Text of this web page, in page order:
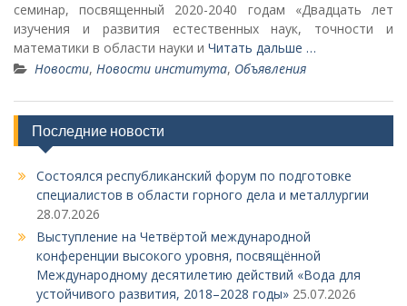
семинар, посвященный 2020-2040 годам «Двадцать лет
изучения и развития естественных наук, точности и
математики в области науки и Читать дальше …
Новости, Новости института, Объявления
Последние новости
Состоялся республиканский форум по подготовке
специалистов в области горного дела и металлургии
28.07.2026
Выступление на Четвёртой международной
конференции высокого уровня, посвящённой
Международному десятилетию действий «Вода для
устойчивого развития, 2018–2028 годы» 25.07.2026